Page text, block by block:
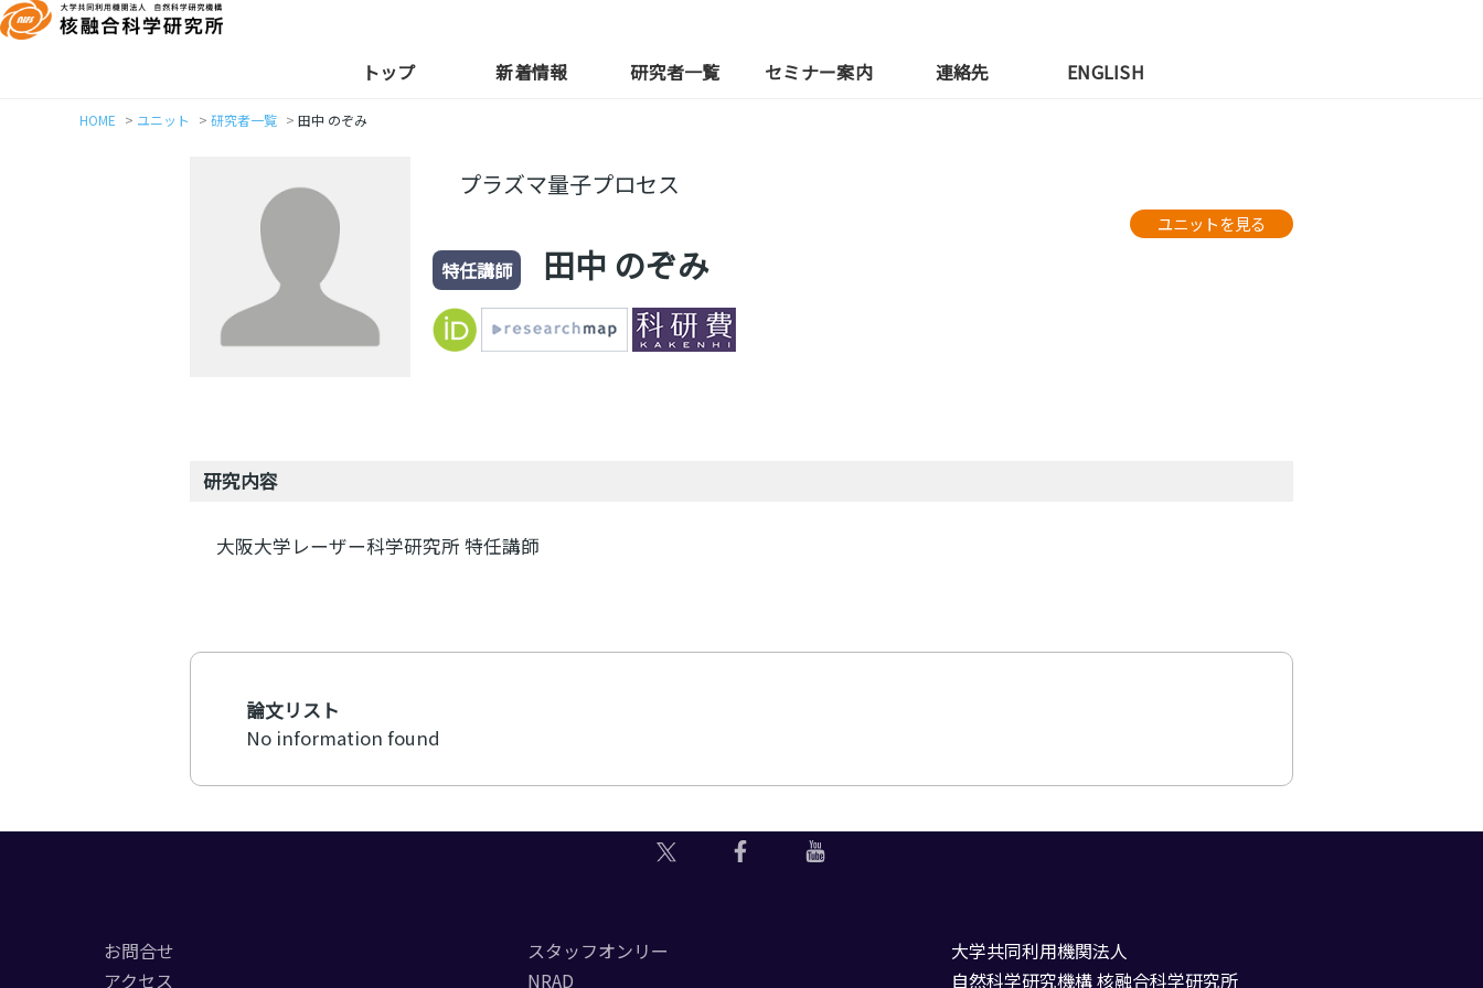
トップ 新着情報 研究者一覧 セミナー案内 連絡先 ENGLISH
HOME ユニット 研究者一覧 田中 のぞみ
プラズマ量子プロセス
ユニットを見る
特任講師 田中 のぞみ
研究内容
大阪大学レーザー科学研究所 特任講師
論文リスト
No information found
お問合せ
アクセス
スタッフオンリー
NRAD
大学共同利用機関法人
自然科学研究機構 核融合科学研究所